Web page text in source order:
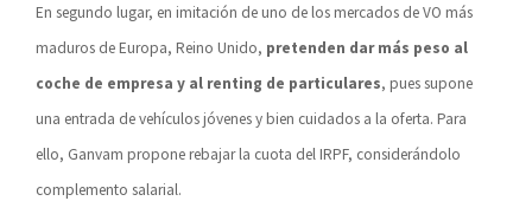
En segundo lugar, en imitación de uno de los mercados de VO más
maduros de Europa, Reino Unido, pretenden dar más peso al
coche de empresa y al renting de particulares, pues supone
una entrada de vehículos jóvenes y bien cuidados a la oferta. Para
ello, Ganvam propone rebajar la cuota del IRPF, considerándolo
complemento salarial.